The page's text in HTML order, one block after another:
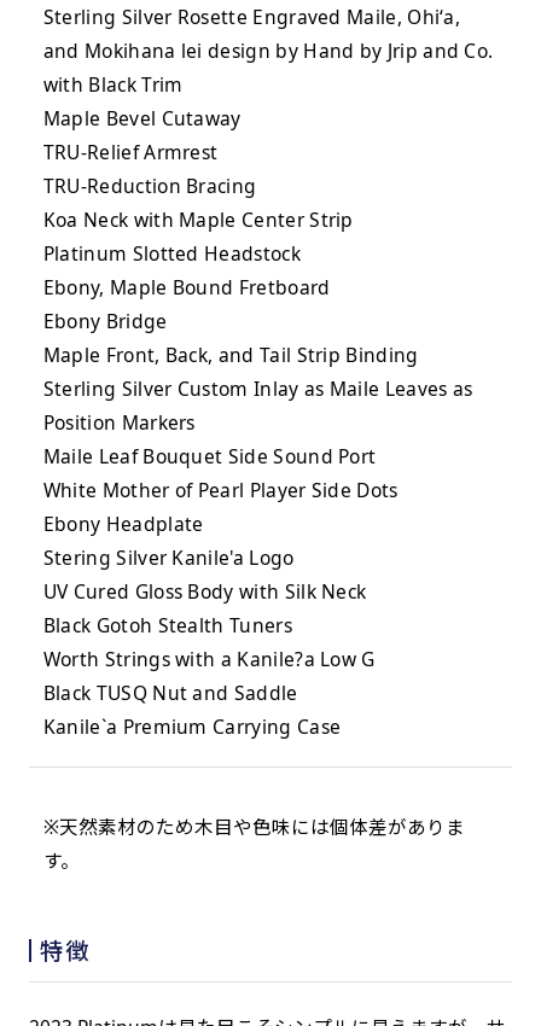
Sterling Silver Rosette Engraved Maile, Ohiʻa,
and Mokihana lei design by Hand by Jrip and Co.
with Black Trim
Maple Bevel Cutaway
TRU-Relief Armrest
TRU-Reduction Bracing
Koa Neck with Maple Center Strip
Platinum Slotted Headstock
Ebony, Maple Bound Fretboard
Ebony Bridge
Maple Front, Back, and Tail Strip Binding
Sterling Silver Custom Inlay as Maile Leaves as
Position Markers
Maile Leaf Bouquet Side Sound Port
White Mother of Pearl Player Side Dots
Ebony Headplate
Stering Silver Kanile'a Logo
UV Cured Gloss Body with Silk Neck
Black Gotoh Stealth Tuners
Worth Strings with a Kanile?a Low G
Black TUSQ Nut and Saddle
Kanile`a Premium Carrying Case
※天然素材のため木目や色味には個体差がありま
す。
特徴